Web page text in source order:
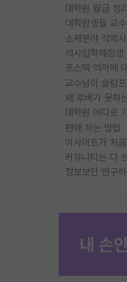
대학원 월급 정
소재분야 석박
교수님이 슬럼
대학원 어디로
편애 하는 방법
이사이트가 처
커뮤니티는 다